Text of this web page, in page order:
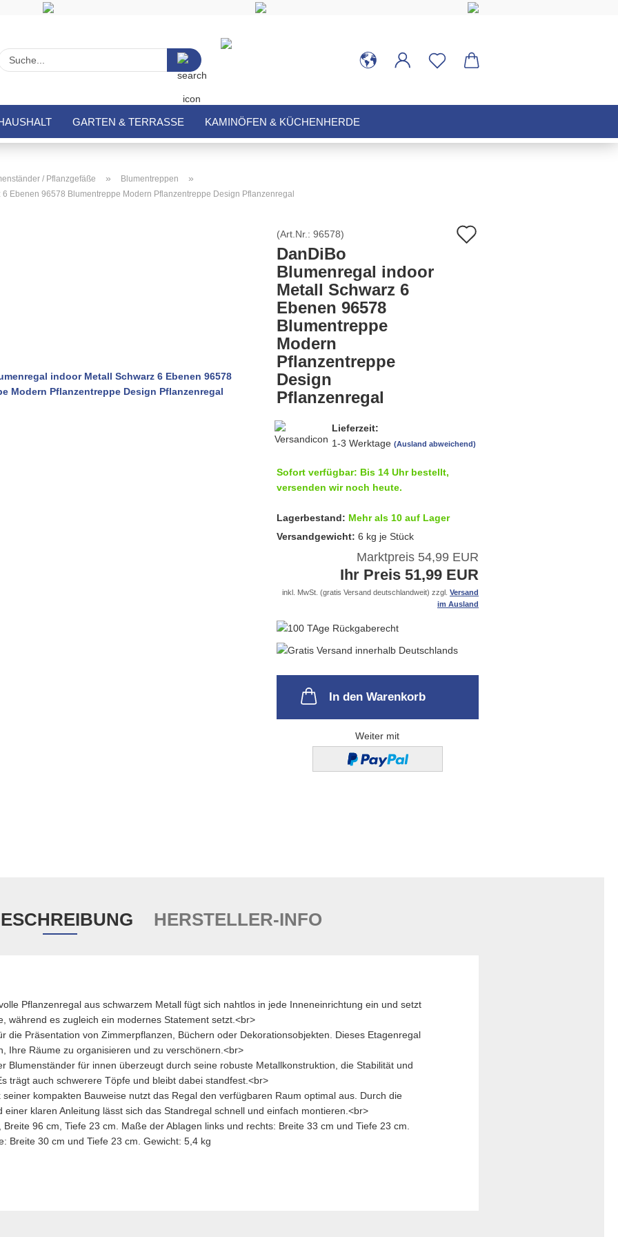
Suche...
GARTEN & TERRASSE KAMINÖFEN & KÜCHENHERDE
/ Pflanzgefäße » Blumentreppen »
Ebenen 96578 Blumentreppe Modern Pflanzentreppe Design Pflanzenregal
(Art.Nr.: 96578)
DanDiBo
Blumenregal indoor
Metall Schwarz 6
Ebenen 96578
Blumentreppe
Modern
Pflanzentreppe
Design
Pflanzenregal
Lieferzeit:
1-3 Werktage (Ausland abweichend)
Sofort verfügbar: Bis 14 Uhr bestellt,
versenden wir noch heute.
Lagerbestand: Mehr als 10 auf Lager
Versandgewicht: 6 kg je Stück
Marktpreis 54,99 EUR
Ihr Preis 51,99 EUR
inkl. MwSt. (gratis Versand deutschlandweit) zzgl. Versand
im Ausland
In den Warenkorb
Weiter mit
HERSTELLER-INFO
Pflanzenregal aus schwarzem Metall fügt sich nahtlos in jede Inneneinrichtung ein und setzt
während es zugleich ein modernes Statement setzt.<br>
die Präsentation von Zimmerpflanzen, Büchern oder Dekorationsobjekten. Dieses Etagenregal
Ihre Räume zu organisieren und zu verschönern.<br>
Blumenständer für innen überzeugt durch seine robuste Metallkonstruktion, die Stabilität und
trägt auch schwerere Töpfe und bleibt dabei standfest.<br>
kompakten Bauweise nutzt das Regal den verfügbaren Raum optimal aus. Durch die
einer klaren Anleitung lässt sich das Standregal schnell und einfach montieren.<br>
96 cm, Tiefe 23 cm. Maße der Ablagen links und rechts: Breite 33 cm und Tiefe 23 cm.
Breite 30 cm und Tiefe 23 cm. Gewicht: 5,4 kg